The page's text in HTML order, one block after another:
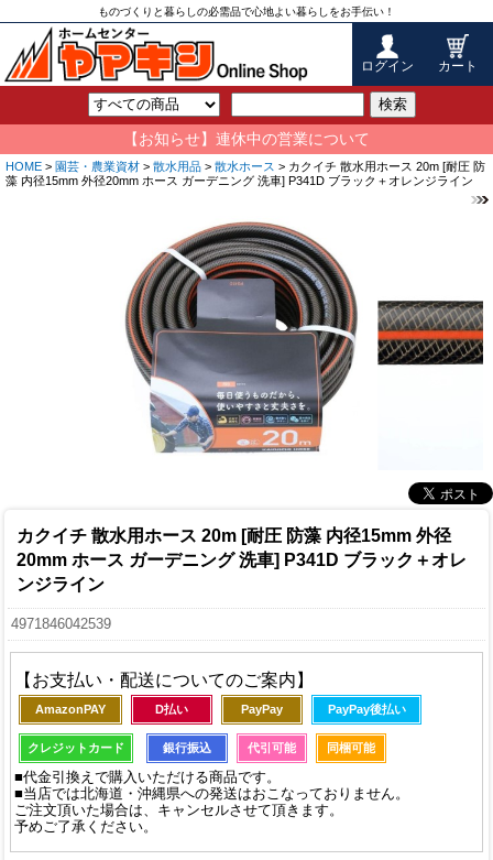
ものづくりと暮らしの必需品で心地よい暮らしをお手伝い！
ログイン カート
検索
【お知らせ】連休中の営業について
HOME > 園芸・農業資材 > 散水用品 > 散水ホース > カクイチ 散水用ホース 20m [耐圧 防
藻 内径15mm 外径20mm ホース ガーデニング 洗車] P341D ブラック＋オレンジライン
カクイチ 散水用ホース 20m [耐圧 防藻 内径15mm 外径
20mm ホース ガーデニング 洗車] P341D ブラック＋オレ
ンジライン
4971846042539
【お支払い・配送についてのご案内】
AmazonPAY D払い PayPay PayPay後払い
クレジットカード 銀行振込 代引可能 同梱可能
■代金引換えで購入いただける商品です。
■当店では北海道・沖縄県への発送はおこなっておりません。
ご注文頂いた場合は、キャンセルさせて頂きます。
予めご了承ください。